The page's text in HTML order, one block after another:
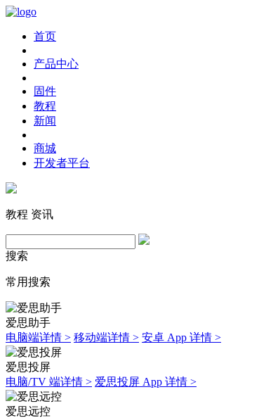
首页
产品中心
固件
教程
新闻
商城
开发者平台
教程 资讯
搜索
常用搜索
爱思助手
电脑端详情 > 移动端详情 > 安卓 App 详情 >
爱思投屏
电脑/TV 端详情 > 爱思投屏 App 详情 >
爱思远控